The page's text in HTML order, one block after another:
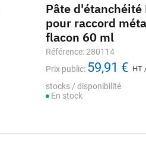
Pâte d'étanchéité
pour raccord
flacon 60 ml
Référence: 280114
Prix public: 59,91 € HT
stocks / disponibilité
En stock